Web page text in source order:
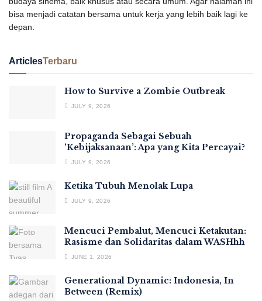
bisa menjadi catatan bersama untuk kerja yang lebih baik lagi ke
depan.
ArticlesTerbaru
How to Survive a Zombie Outbreak
JULY 9, 2026
Propaganda Sebagai Sebuah
‘Kebijaksanaan’: Apa yang Kita Percayai?
JULY 9, 2026
Ketika Tubuh Menolak Lupa
JULY 9, 2026
Mencuci Pembalut, Mencuci Ketakutan:
Rasisme dan Solidaritas dalam WASHhh
JUNE 1, 2026
Generational Dynamic: Indonesia, In
Between (Remix)